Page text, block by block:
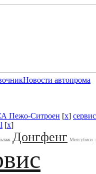
Новости автопрома
Пежо-Ситроен [x] сервис
[x]
Донгфенг Митсубиси